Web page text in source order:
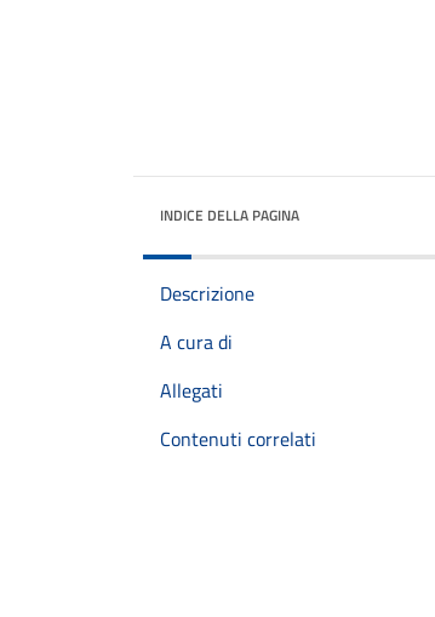
INDICE DELLA PAGINA
Descrizione
A cura di
Allegati
Contenuti correlati